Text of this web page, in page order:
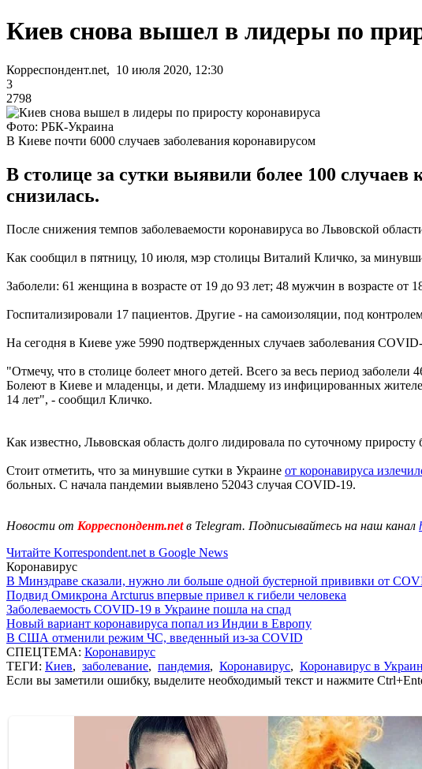
Киев снова вышел в лидеры по
Корреспондент.net, 10 июля 2020, 12:30
3
2798
Фото: РБК-Украина
В Киеве почти 6000 случаев заболевания коронавирусом
В столице за сутки выявили более 100 случаев
снизилась.
После снижения темпов заболеваемости коронавируса во Львовской
Как сообщил в пятницу, 10 июля, мэр столицы Виталий Кличко, за
Заболели: 61 женщина в возрасте от 19 до 93 лет; 48 мужчин в возрасте от
Госпитализировали 17 пациентов. Другие - на самоизоляции, под
На сегодня в Киеве уже 5990 подтвержденных случаев заболевания
"Отмечу, что в столице болеет много детей. Всего за весь период
Болеют в Киеве и младенцы, и дети. Младшему из инфицированных
14 лет", - сообщил Кличко.
Как известно, Львовская область долго лидировала по суточному
Стоит отметить, что за минувшие сутки в Украине от коронавируса
больных. С начала пандемии выявлено 52043 случая COVID-19.
Новости от Корреспондент.netв Telegram. Подписывайтесь на наш канал
Читайте Korrespondent.net в Google News
Коронавирус
В Минздраве сказали, нужно ли больше одной бустерной прививки от
Подвид Омикрона Arcturus впервые привел к гибели человека
Заболеваемость COVID-19 в Украине пошла на спад
Новый вариант коронавируса попал из Индии в Европу
В США отменили режим ЧС, введенный из-за COVID
СПЕЦТЕМА: Коронавирус
ТЕГИ: Киев, заболевание, пандемия, Коронавирус, Коронавирус в
Если вы заметили ошибку, выделите необходимый текст и нажмите